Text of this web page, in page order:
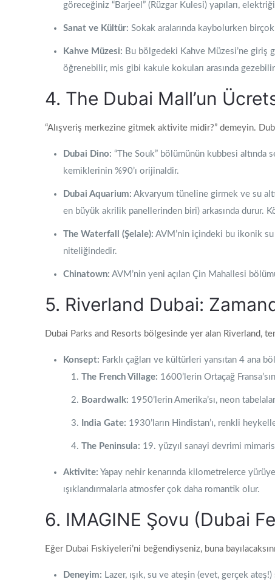
göreceğiniz “Barjeel” (Rüzgar Kulesi) yapıları,
Sanat ve Kültür: Sokak aralarında kaybolurken
Kahve Müzesi: Bu bölgedeki Kahve Müzesi’ne giriş
öğrenebilir, mis gibi kakule kokuları arasında
4. The Dubai Mall’un
“Alışveriş merkezine gitmek aktivite midir?” demeyin.
Dubai Dino: “The Souk” bölümünün kubbesi
kemiklerinin %90’ı orijinaldir.
Dubai Aquarium: Akvaryum tüneline girmek ve su
en büyük akrilik panellerinden biri) arkasında durur.
The Waterfall (Şelale): AVM’nin içindeki bu ikonik
niteliğindedir.
Chinatown: AVM’nin yeni açılan Çin Mahallesi
5. Riverland Dubai:
Dubai Parks and Resorts bölgesinde yer alan Riverland,
Konsept: Farklı çağları ve kültürleri yansıtan 4 ana
The French Village: 1600’lerin Ortaçağ
Boardwalk: 1950’lerin Amerika’sı, neon
India Gate: 1930’ların Hindistan’ı, renkli
The Peninsula: 19. yüzyıl sanayi devrimi
Aktivite: Yapay nehir kenarında kilometrelerce
ışıklandırmalarla atmosfer çok daha romantik olur.
6. IMAGINE Şovu (Dubai
Eğer Dubai Fıskiyeleri’ni beğendiyseniz, buna
Deneyim: Lazer, ışık, su ve ateşin (evet, gerçek